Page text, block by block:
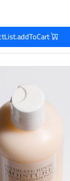
productList.addToCart